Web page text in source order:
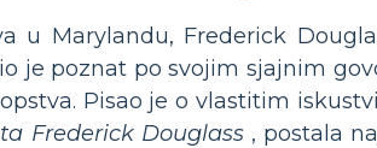
u Marylandu, Frederick
je poznat po svojim sjajnim
Pisao je o vlastitim
Frederick Douglass, postala